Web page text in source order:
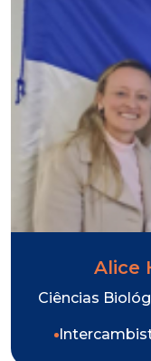
Alice
Ciências